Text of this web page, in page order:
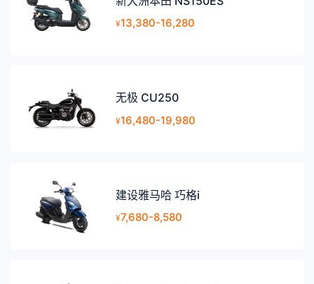
¥13,380-16,280
无极 CU250
¥16,480-19,980
建设雅马哈 巧格i
¥7,680-8,580